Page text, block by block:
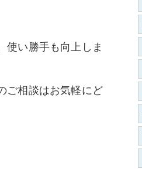
使い勝手も向上しま
ご相談はお気軽にど